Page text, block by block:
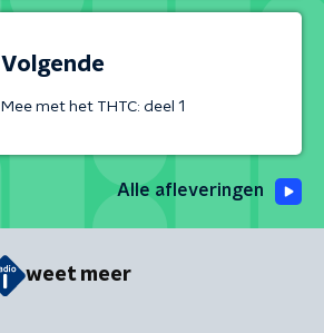
Volgende
Mee met het THTC: deel 1
Alle afleveringen
weet meer